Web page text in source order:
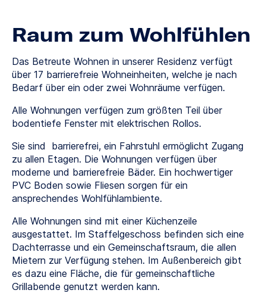
Raum zum Wohlfühlen
Das Betreute Wohnen in unserer Residenz verfügt
über 17 barrierefreie Wohneinheiten, welche je nach
Bedarf über ein oder zwei Wohnräume verfügen.
Alle Wohnungen verfügen zum größten Teil über
bodentiefe Fenster mit elektrischen Rollos.
Sie sind barrierefrei, ein Fahrstuhl ermöglicht Zugang
zu allen Etagen. Die Wohnungen verfügen über
moderne und barrierefreie Bäder. Ein hochwertiger
PVC Boden sowie Fliesen sorgen für ein
ansprechendes Wohlfühlambiente.
Alle Wohnungen sind mit einer Küchenzeile
ausgestattet. Im Staffelgeschoss befinden sich eine
Dachterrasse und ein Gemeinschaftsraum, die allen
Mietern zur Verfügung stehen. Im Außenbereich gibt
es dazu eine Fläche, die für gemeinschaftliche
Grillabende genutzt werden kann.